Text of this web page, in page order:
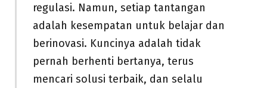
regulasi. Namun, setiap tantangan
adalah kesempatan untuk belajar dan
berinovasi. Kuncinya adalah tidak
pernah berhenti bertanya, terus
mencari solusi terbaik, dan selalu